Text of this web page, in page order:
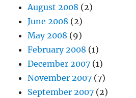
August 2008 (2)
June 2008 (2)
May 2008 (9)
February 2008 (1)
December 2007 (1)
November 2007 (7)
September 2007 (2)